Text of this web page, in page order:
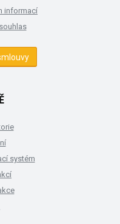
informací
systém